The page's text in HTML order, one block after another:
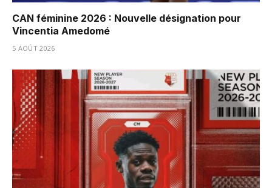
CAN féminine 2026 : Nouvelle désignation pour
Vincentia Amedomé
5 AOÛT 2026